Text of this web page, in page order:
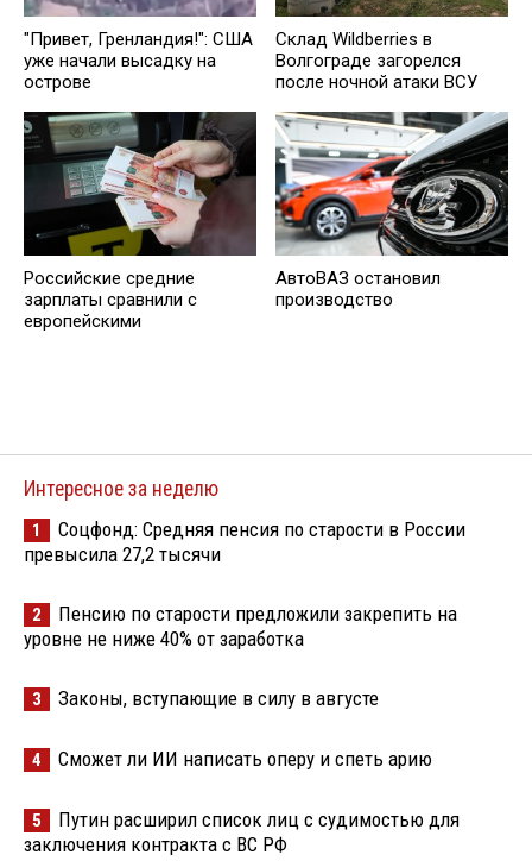
"Привет, Гренландия!": США
уже начали высадку на
острове
Склад Wildberries в
Волгограде загорелся
после ночной атаки ВСУ
Российские средние
зарплаты сравнили с
европейскими
АвтоВАЗ остановил
производство
Интересное за неделю
1
Соцфонд: Средняя пенсия по старости в России
превысила 27,2 тысячи
2
Пенсию по старости предложили закрепить на
уровне не ниже 40% от заработка
3 Законы, вступающие в силу в августе
4 Сможет ли ИИ написать оперу и спеть арию
5
Путин расширил список лиц с судимостью для
заключения контракта с ВС РФ